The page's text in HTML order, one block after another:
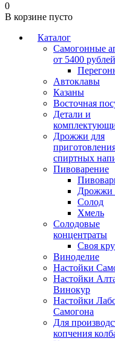
0
В корзине пусто
Каталог
Самогонные
от 5400 рублей
Автоклавы
Казаны
Восточная
Детали и
Дрожжи для
спиртных
Пивоварение
Дрожжи
Солод
Хмель
Солодовые
концентраты
Своя
Виноделие
Настойки
Настойки
Винокур
Настойки
Самогона
Для
копчения